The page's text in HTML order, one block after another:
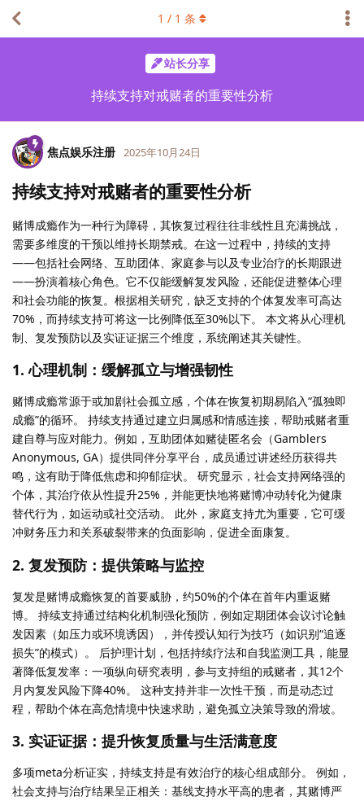
站长分享
持续支持对戒赌者的重要性分析
1 / 1 条
焦点娱乐注册 2025年10月24日
持续支持对戒赌者的重要性分析
赌博成瘾作为一种行为障碍，其恢复过程往往非线性且充满挑战，
需要多维度的干预以维持长期禁戒。在这一过程中，持续的支持
——包括社会网络、互助团体、家庭参与以及专业治疗的长期跟进
——扮演着核心角色。它不仅能缓解复发风险，还能促进整体心理
和社会功能的恢复。根据相关研究，缺乏支持的个体复发率可高达
70%，而持续支持可将这一比例降低至30%以下。 本文将从心理机
制、复发预防以及实证证据三个维度，系统阐述其关键性。
1. 心理机制：缓解孤立与增强韧性
赌博成瘾常源于或加剧社会孤立感，个体在恢复初期易陷入“孤独即
成瘾”的循环。 持续支持通过建立归属感和情感连接，帮助戒赌者重
建自尊与应对能力。例如，互助团体如赌徒匿名会（Gamblers
Anonymous, GA）提供同伴分享平台，成员通过讲述经历获得共
鸣，这有助于降低焦虑和抑郁症状。 研究显示，社会支持网络强的
个体，其治疗依从性提升25%，并能更快地将赌博冲动转化为健康
替代行为，如运动或社交活动。 此外，家庭支持尤为重要，它可缓
冲财务压力和关系破裂带来的负面影响，促进全面康复。
2. 复发预防：提供策略与监控
复发是赌博成瘾恢复的首要威胁，约50%的个体在首年内重返赌
博。 持续支持通过结构化机制强化预防，例如定期团体会议讨论触
发因素（如压力或环境诱因），并传授认知行为技巧（如识别“追逐
损失”的模式）。 后护理计划，包括持续疗法和自我监测工具，能显
著降低复发率：一项纵向研究表明，参与支持组的戒赌者，其12个
月内复发风险下降40%。 这种支持并非一次性干预，而是动态过
程，帮助个体在高危情境中快速求助，避免孤立决策导致的滑坡。
3. 实证证据：提升恢复质量与生活满意度
多项meta分析证实，持续支持是有效治疗的核心组成部分。 例如，
社会支持与治疗结果呈正相关：基线支持水平高的患者，其赌博严